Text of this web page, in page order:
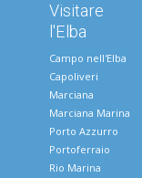
Visitare
l'Elba
Campo nell'Elba
Capoliveri
Marciana
Marciana Marina
Porto Azzurro
Portoferraio
Rio Marina